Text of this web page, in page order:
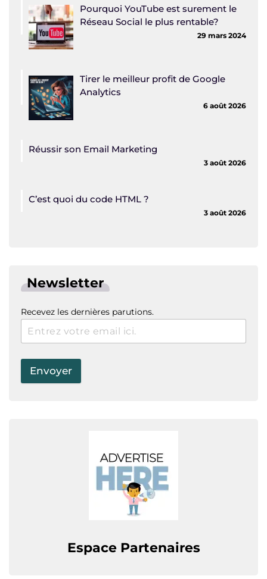
Pourquoi YouTube est surement le
Réseau Social le plus rentable?
29 mars 2024
Tirer le meilleur profit de Google
Analytics
6 août 2026
Réussir son Email Marketing
3 août 2026
C’est quoi du code HTML ?
3 août 2026
Newsletter
Recevez les dernières parutions.
Espace Partenaires